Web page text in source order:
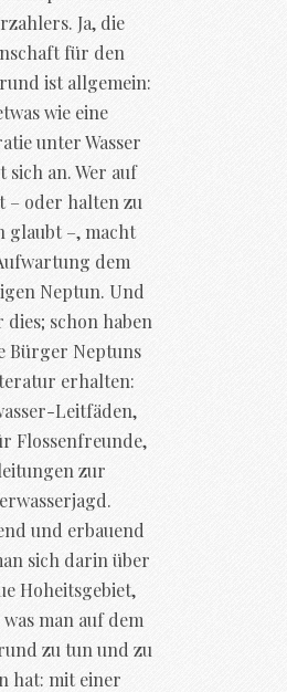
Ja, die
für den
ist allgemein:
wie eine
unter Wasser
sich an. Wer auf
– oder halten zu
glaubt –, macht
dem
Neptun. Und
schon haben
Bürger Neptuns
erhalten:
Leitfäden,
Flossenfreunde,
zur
und erbauend
sich darin über
Hoheitsgebiet,
man auf dem
zu tun und zu
hat: mit einer